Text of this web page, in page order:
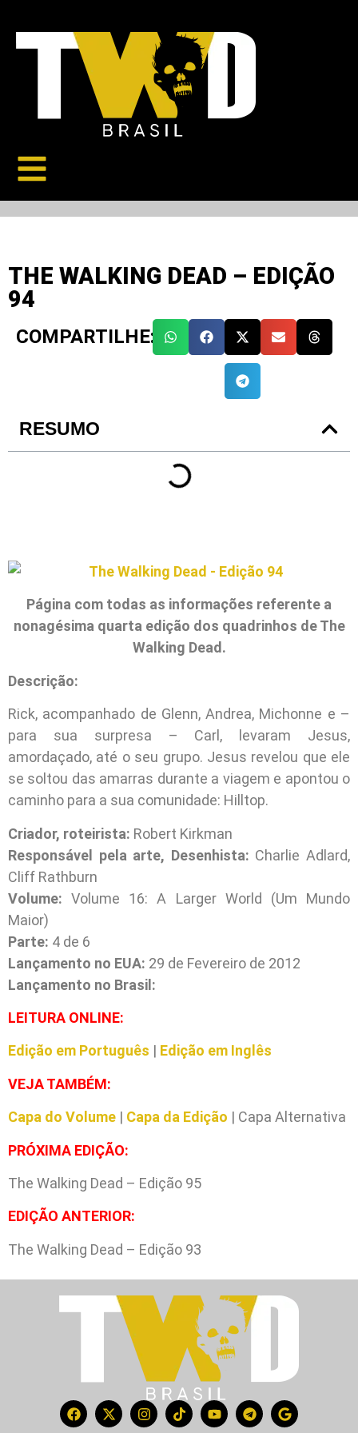
THE WALKING DEAD – EDIÇÃO
94
COMPARTILHE:
RESUMO
Página com todas as informações referente a
nonagésima quarta edição dos quadrinhos de The
Walking Dead.
Descrição:
Rick, acompanhado de Glenn, Andrea, Michonne e –
para sua surpresa – Carl, levaram Jesus,
amordaçado, até o seu grupo. Jesus revelou que ele
se soltou das amarras durante a viagem e apontou o
caminho para a sua comunidade: Hilltop.
Criador, roteirista: Robert Kirkman
Responsável pela arte, Desenhista: Charlie Adlard,
Cliff Rathburn
Volume: Volume 16: A Larger World (Um Mundo
Maior)
Parte: 4 de 6
Lançamento no EUA: 29 de Fevereiro de 2012
Lançamento no Brasil:
LEITURA ONLINE:
Edição em Português | Edição em Inglês
VEJA TAMBÉM:
Capa do Volume | Capa da Edição | Capa Alternativa
PRÓXIMA EDIÇÃO:
The Walking Dead – Edição 95
EDIÇÃO ANTERIOR:
The Walking Dead – Edição 93